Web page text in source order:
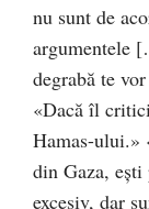
nu sunt de
argumentele
degrabă te
«Dacă îl
Hamas-ului.»
din Gaza, ești
excesiv, dar